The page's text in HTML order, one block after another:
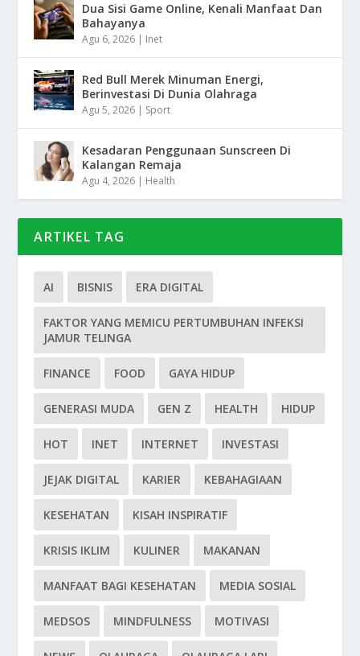
Dua Sisi Game Online, Kenali Manfaat Dan
Bahayanya
Agu 6, 2026 | Inet
Red Bull Merek Minuman Energi,
Berinvestasi Di Dunia Olahraga
Agu 5, 2026 | Sport
Kesadaran Penggunaan Sunscreen Di
Kalangan Remaja
Agu 4, 2026 | Health
ARTIKEL TAG
AI BISNIS ERA DIGITAL
FAKTOR YANG MEMICU PERTUMBUHAN INFEKSI
JAMUR TELINGA
FINANCE FOOD GAYA HIDUP
GENERASI MUDA GEN Z HEALTH HIDUP
HOT INET INTERNET INVESTASI
JEJAK DIGITAL KARIER KEBAHAGIAAN
KESEHATAN KISAH INSPIRATIF
KRISIS IKLIM KULINER MAKANAN
MANFAAT BAGI KESEHATAN MEDIA SOSIAL
MEDSOS MINDFULNESS MOTIVASI